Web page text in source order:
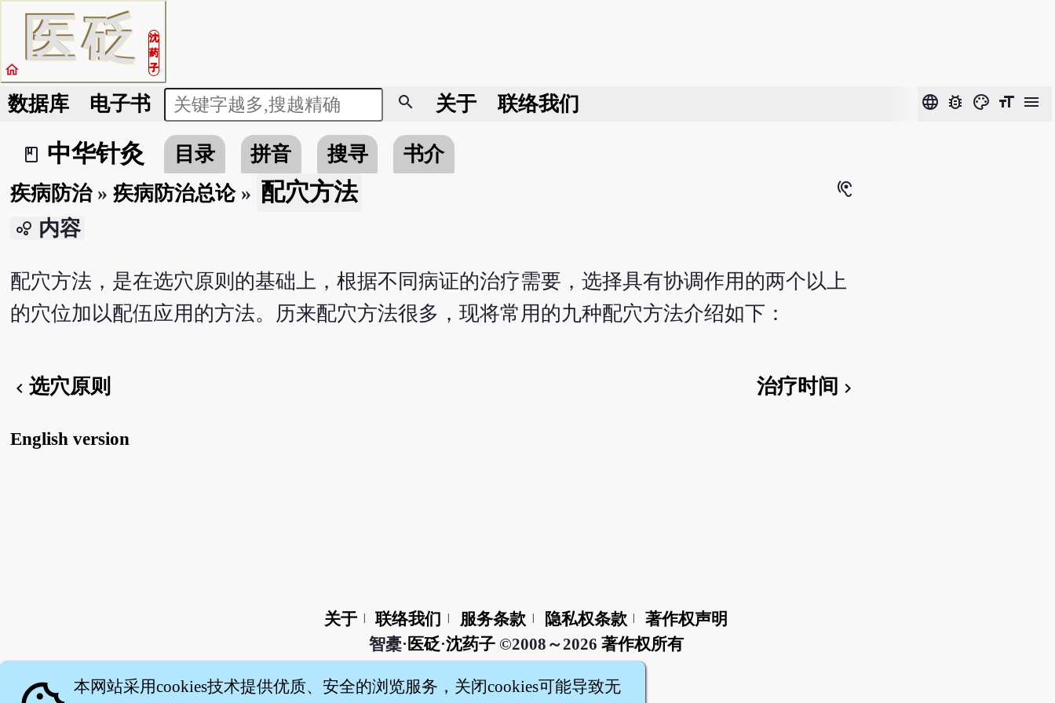
医砭
沈
药
子
home
数据库 电子书 search 关于 联络我们 language bug_report color_lens format_size menu
book_2
中华针灸 目录 拼音 搜寻
书介
疾病防治» 疾病防治总论» 配穴方法 hearing
bubble_chart 内容
配穴方法，是在选穴原则的基础上，根据不同病证的治疗需要，选择具有协调作用的两个以上
的穴位加以配伍应用的方法。历来配穴方法很多，现将常用的九种配穴方法介绍如下：
chevron_left 选穴原则 治疗时间 chevron_right
English version
关于 联络我们 服务条款 隐私权条款
著作权声明
智橐· 医砭·沈药子©2008～2026 著作权所有
本网站采用cookies技术提供优质、安全的浏览服务，关闭cookies可能导致无